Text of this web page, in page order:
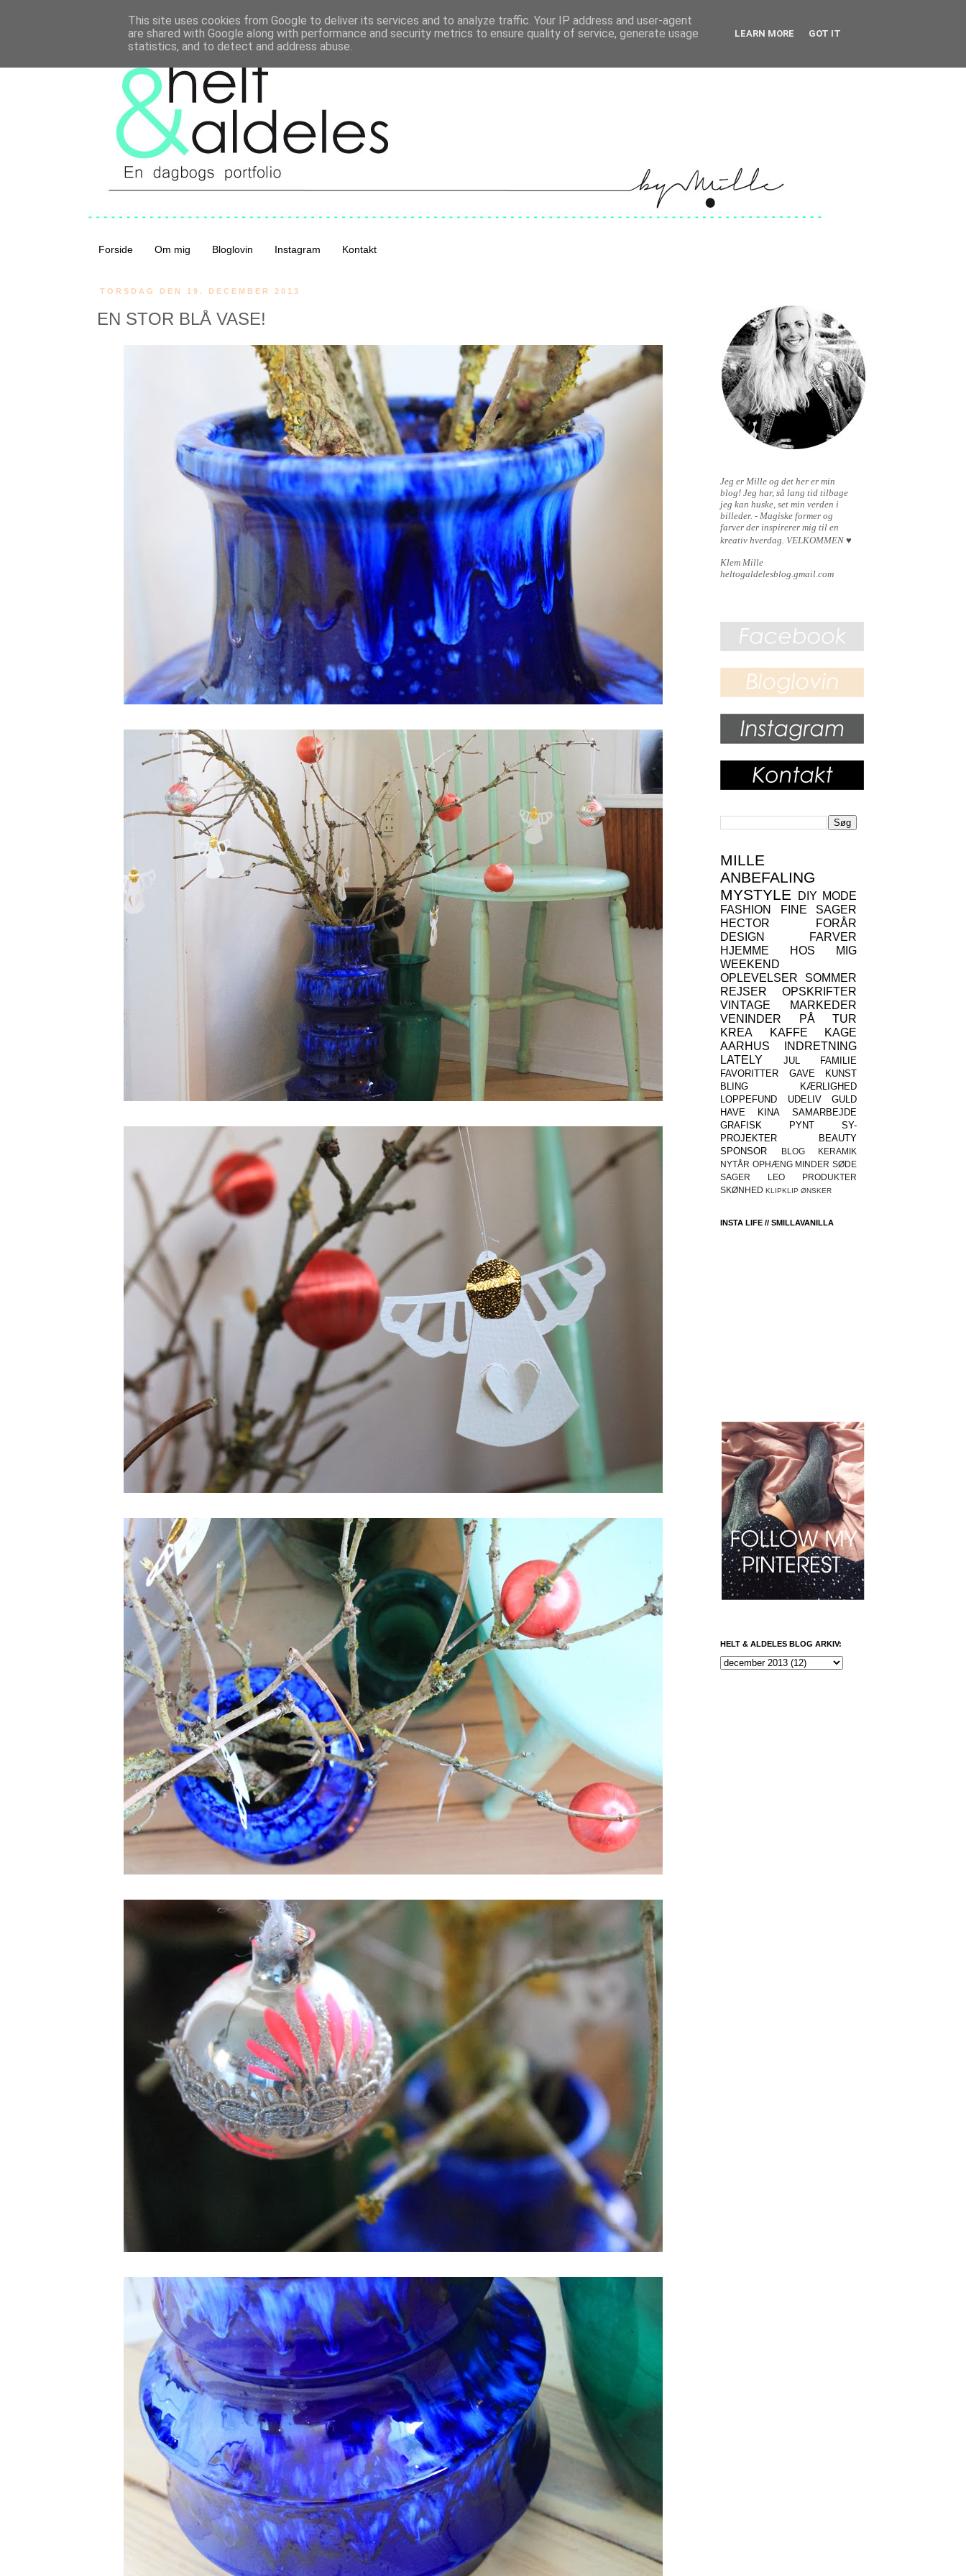
Forside Om mig Bloglovin Instagram Kontakt
TORSDAG DEN 19. DECEMBER 2013
EN STOR BLÅ VASE!
Jeg er Mille og det her er min
blog! Jeg har, så lang tid tilbage
jeg kan huske, set min verden i
billeder. - Magiske former og
farver der inspirerer mig til en
kreativ hverdag. VELKOMMEN ♥
Klem Mille
heltogaldelesblog.gmail.com
MILLE
ANBEFALING
MYSTYLE
DIY MODE
FASHION
FINE SAGER
HECTOR
FORÅR
DESIGN
FARVER
HJEMME HOS MIG
WEEKEND
OPLEVELSER
SOMMER
REJSER
OPSKRIFTER
VINTAGE
MARKEDER
VENINDER
PÅ TUR
KREA
KAFFE
KAGE
AARHUS
INDRETNING
LATELY
JUL
FAMILIE
FAVORITTER
GAVE
KUNST
BLING
KÆRLIGHED
LOPPEFUND
UDELIV
GULD
HAVE
KINA
SAMARBEJDE
GRAFISK
PYNT
SY-
PROJEKTER
BEAUTY
SPONSOR
BLOG
KERAMIK
NYTÅR OPHÆNG MINDER SØDE
SAGER
LEO
PRODUKTER
SKØNHED KLIPKLIP ØNSKER
INSTA LIFE // SMILLAVANILLA
HELT & ALDELES BLOG ARKIV:
This site uses cookies from Google to deliver its services and to analyze traffic. Your IP address and user-agent
are shared with Google along with performance and security metrics to ensure quality of service, generate usage
statistics, and to detect and address abuse.
LEARN MORE GOT IT